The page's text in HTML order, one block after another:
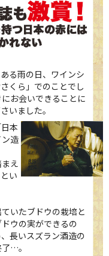
る雨の日、ワインシ
くら」でのことでし
お会いできることに
いました。
本
造
え
い
いたブドウの栽培と
ウの実ができるの
長いスズラン酒造の
…。